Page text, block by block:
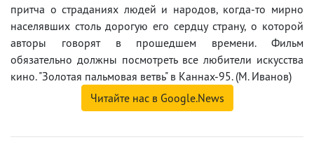
притча о страданиях людей и народов, когда-то мирно
населявших столь дорогую его сердцу страну, о которой
авторы говорят в прошедшем времени. Фильм
обязательно должны посмотреть все любители искусства
кино. "Золотая пальмовая ветвь" в Каннах-95. (М. Иванов)
Читайте нас в Google.News